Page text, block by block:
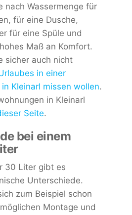
nach Wassermenge für
für eine Dusche,
für eine Spüle und
Maß an Komfort.
sicher auch nicht
in einer
Kleinarl missen wollen.
in Kleinarl
Seite.
bei einem
30 Liter gibt es
Unterschiede.
zum Beispiel schon
Montage und